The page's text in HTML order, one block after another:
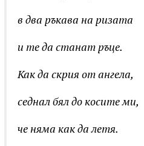
в два ръкава на ризата
и те да станат ръце.
Как да скрия от ангела,
седнал бял до косите ми,
че няма как да летя.